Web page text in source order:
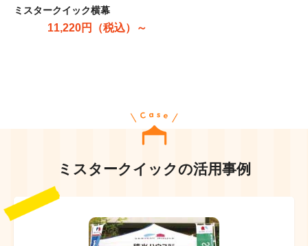
ミスタークイック横幕
11,220円（税込）～
ミスタークイックの活用事例